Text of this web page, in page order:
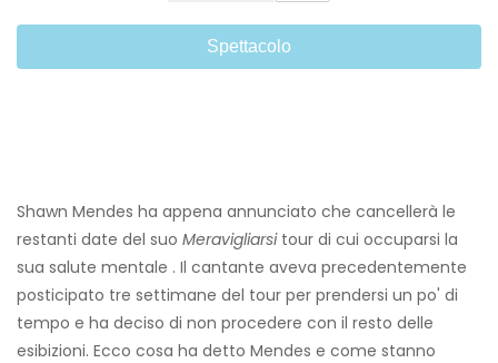
Spettacolo
Shawn Mendes ha appena annunciato che cancellerà le
restanti date del suo Meravigliarsitour di cui occuparsi la
sua salute mentale . Il cantante aveva precedentemente
posticipato tre settimane del tour per prendersi un po' di
tempo e ha deciso di non procedere con il resto delle
esibizioni. Ecco cosa ha detto Mendes e come stanno